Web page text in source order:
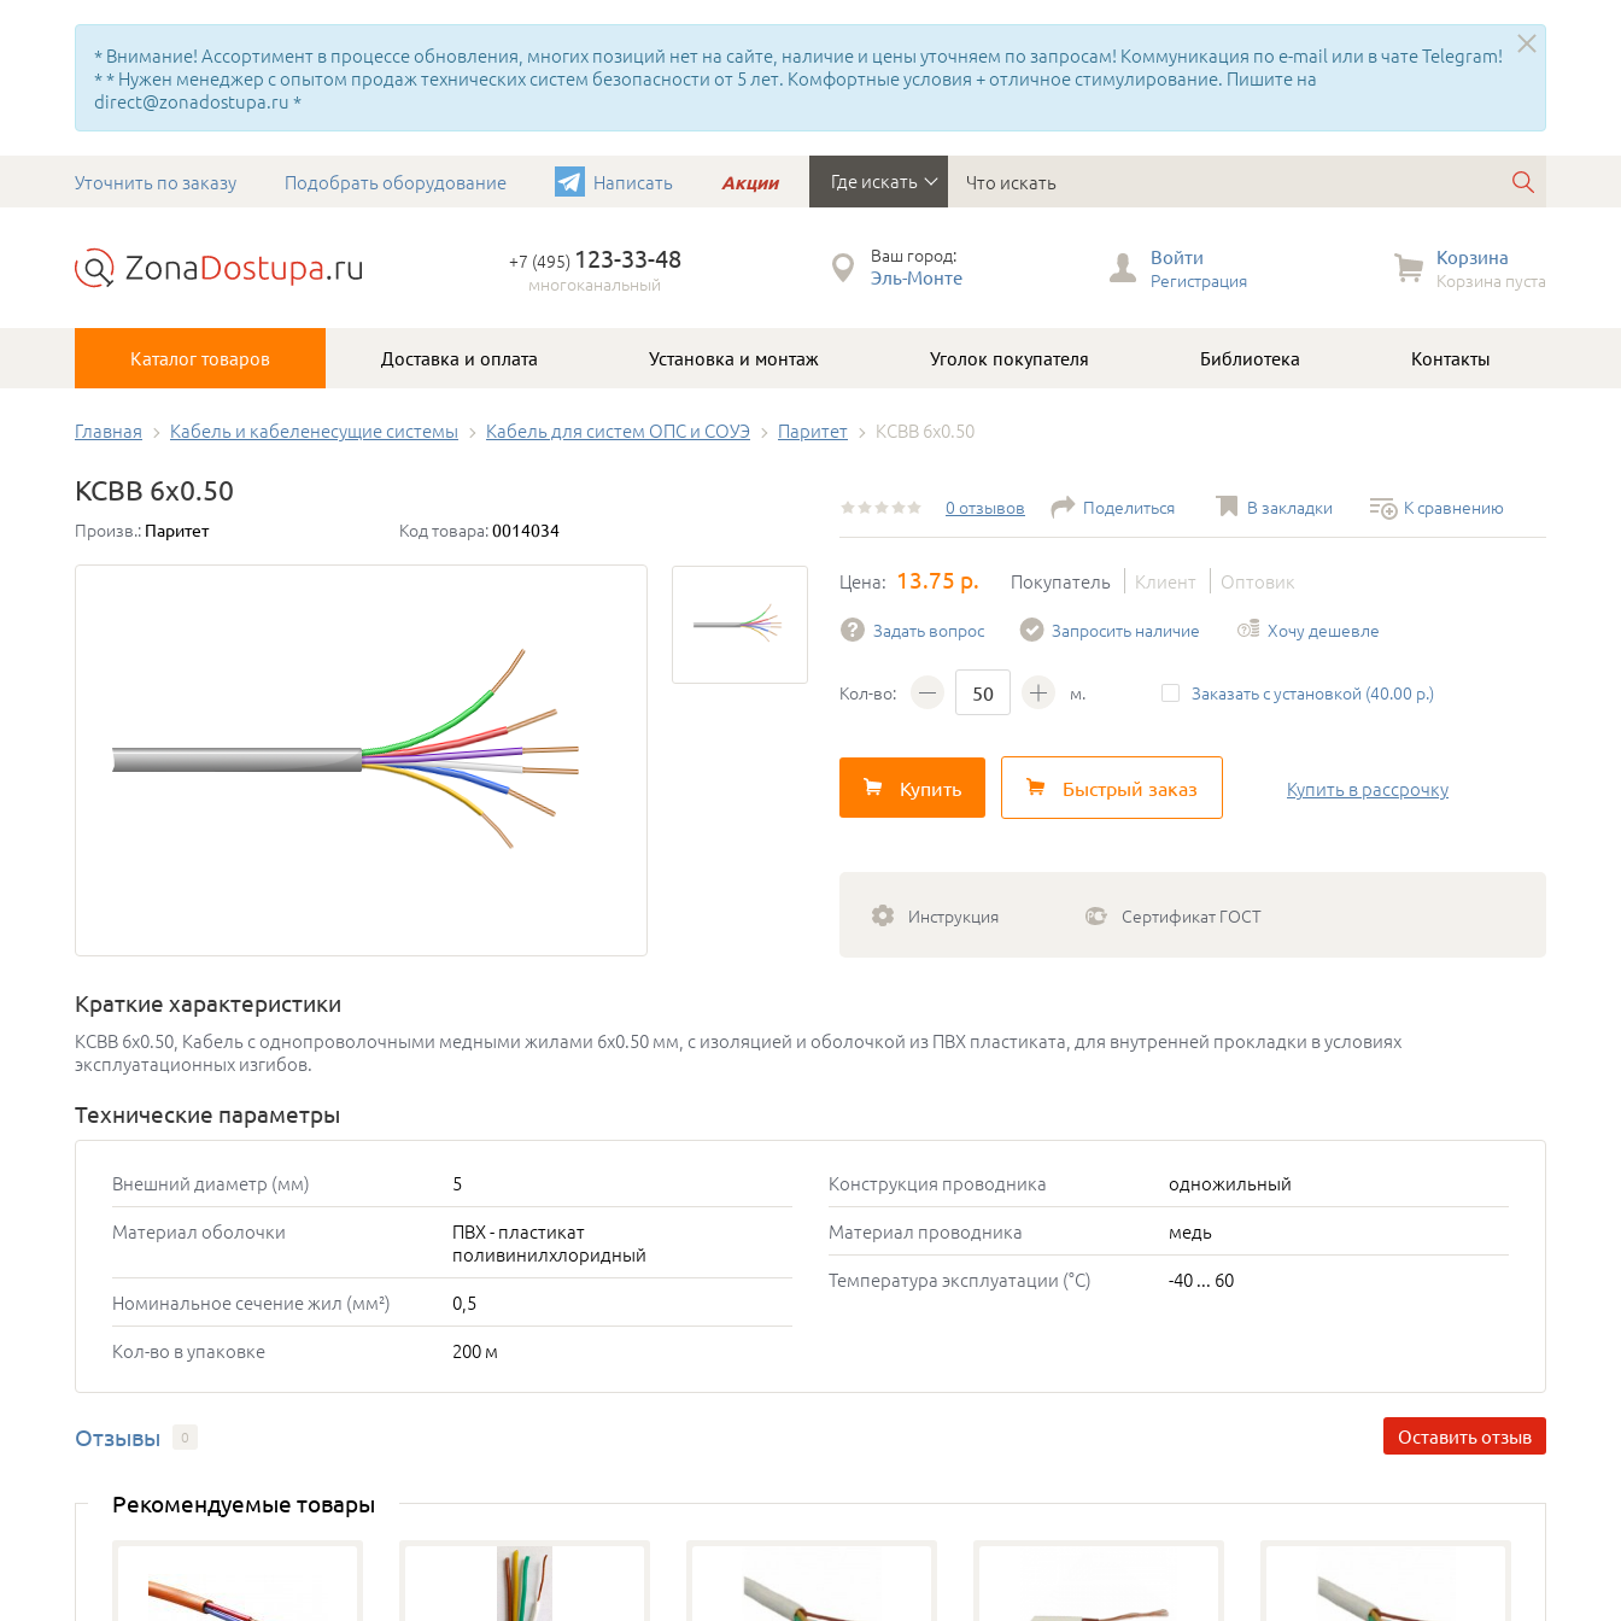
* Внимание! Ассортимент в процессе обновления, многих позиций нет на сайте, наличие и цены уточняем по запросам! Коммуникация по e-mail или в чате Telegram!
* * Нужен менеджер с опытом продаж технических систем безопасности от 5 лет. Комфортные условия + отличное стимулирование. Пишите на
direct@zonadostupa.ru *
Уточнить по заказу Подобрать оборудование Написать Акции Где искать
+7 (495) 123-33-48
многоканальный
Ваш город:
Эль-Монте
Войти
Регистрация
Корзина
Корзина пуста
Каталог товаров Доставка и оплата Установка и монтаж Уголок покупателя Библиотека Контакты
Главная Кабель и кабеленесущие системы Кабель для систем ОПС и СОУЭ Паритет КСВВ 6х0.50
КСВВ 6х0.50
Произв.: Паритет Код товара:0014034
0 отзывов Поделиться В закладки К сравнению
Цена: 13.75 р. Покупатель Клиент Оптовик
Задать вопрос Запросить наличие Хочу дешевле
Кол-во: м. Заказать с установкой (40.00 р.)
Купить Быстрый заказ Купитьв рассрочку
Инструкция Сертификат ГОСТ
Краткие характеристики
КСВВ 6х0.50, Кабель с однопроволочными медными жилами 6х0.50 мм, с изоляцией и оболочкой из ПВХ пластиката, для внутренней прокладки в условиях
эксплуатационных изгибов.
Технические параметры
Внешний диаметр (мм)
5
Материал оболочки
ПВХ - пластикат
поливинилхлоридный
Номинальное сечение жил (мм²)
0,5
Кол-во в упаковке
200 м
Конструкция проводника
одножильный
Материал проводника
медь
Температура эксплуатации (°C)
-40 ... 60
Отзывы 0 Оставить отзыв
Рекомендуемые товары